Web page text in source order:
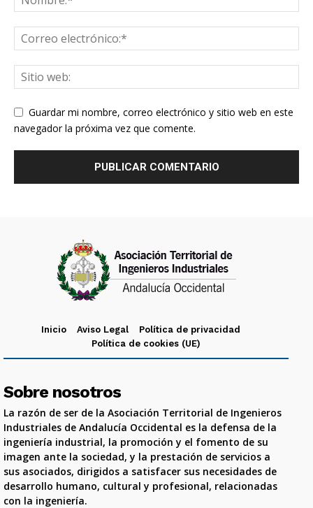
Guardar mi nombre, correo electrónico y sitio web en este
navegador la próxima vez que comente.
Inicio Aviso Legal
Política de privacidad
Política de cookies (UE)
Sobre nosotros
La razón de ser de la Asociación Territorial de Ingenieros
Industriales de Andalucía Occidental es la defensa de la
ingeniería industrial, la promoción y el fomento de su
imagen ante la sociedad, y la prestación de servicios a
sus asociados, dirigidos a satisfacer sus necesidades de
desarrollo humano, cultural y profesional, relacionadas
con la ingeniería.